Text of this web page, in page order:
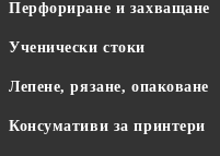
Перфориране и захващане
Ученически стоки
Лепене, рязане, опаковане
Консумативи за принтери